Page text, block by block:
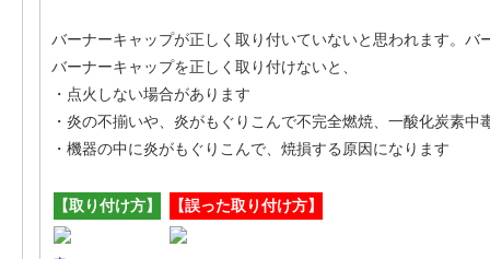
バーナーキャップが正しく取り付いていないと思われます。
バーナーキャップを正しく取り付けないと、
・点火しない場合があります
・炎の不揃いや、炎がもぐりこんで不完全燃焼、一酸化炭素
・機器の中に炎がもぐりこんで、焼損する原因になります
【取り付け方】 【誤った取り付け方】